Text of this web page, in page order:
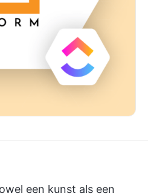
een kunst als een